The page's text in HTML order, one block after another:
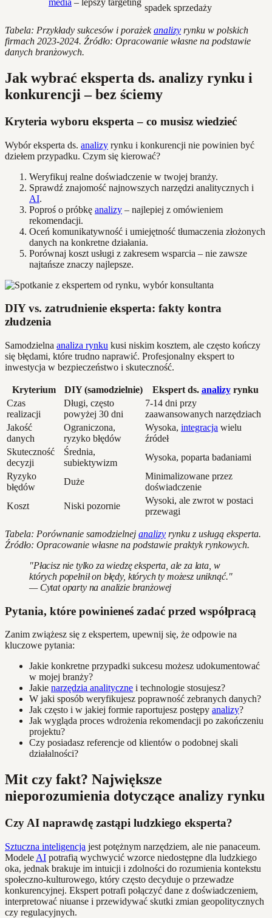
media – lepszy targeting
spadek sprzedaży
Tabela: Przykłady sukcesów i porażekanalizy rynku w polskich
firmach 2023-2024. Źródło: Opracowanie własne na podstawie
danych branżowych.
Jak wybrać eksperta ds. analizy rynku i
konkurencji – bez ściemy
Kryteria wyboru eksperta – co musisz wiedzieć
Wybór eksperta ds. analizy rynku i konkurencji nie powinien być
dziełem przypadku. Czym się kierować?
Weryfikuj realne doświadczenie w twojej branży.
Sprawdź znajomość najnowszych narzędzi analitycznych i
AI.
Poproś o próbkę analizy – najlepiej z omówieniem
rekomendacji.
Oceń komunikatywność i umiejętność tłumaczenia złożonych
danych na konkretne działania.
Porównaj koszt usługi z zakresem wsparcia – nie zawsze
najtańsze znaczy najlepsze.
DIY vs. zatrudnienie eksperta: fakty kontra
złudzenia
Samodzielna analiza rynku kusi niskim kosztem, ale często kończy
się błędami, które trudno naprawić. Profesjonalny ekspert to
inwestycja w bezpieczeństwo i skuteczność.
Kryterium DIY (samodzielnie) Ekspert ds. analizyrynku
Czas
realizacji
Długi, często
powyżej 30 dni
7-14 dni przy
zaawansowanych narzędziach
Jakość
danych
Ograniczona,
ryzyko błędów
Wysoka, integracja wielu
źródeł
Skuteczność
decyzji
Średnia,
subiektywizm
Wysoka, poparta badaniami
Ryzyko
błędów
Duże
Minimalizowane przez
doświadczenie
Koszt
Niski pozornie
Wysoki, ale zwrot w postaci
przewagi
Tabela: Porównanie samodzielnej analizy rynku z usługą eksperta.
Źródło: Opracowanie własne na podstawie praktyk rynkowych.
"Płacisz nie tylko za wiedzę eksperta, ale za lata, w
których popełnił on błędy, których ty możesz uniknąć."
— Cytat oparty na analizie branżowej
Pytania, które powinieneś zadać przed współpracą
Zanim zwiążesz się z ekspertem, upewnij się, że odpowie na
kluczowe pytania:
Jakie konkretne przypadki sukcesu możesz udokumentować
w mojej branży?
Jakie narzędzia analityczne i technologie stosujesz?
W jaki sposób weryfikujesz poprawność zebranych danych?
Jak często i w jakiej formie raportujesz postępy analizy?
Jak wygląda proces wdrożenia rekomendacji po zakończeniu
projektu?
Czy posiadasz referencje od klientów o podobnej skali
działalności?
Mit czy fakt? Największe
nieporozumienia dotyczące analizy rynku
Czy AI naprawdę zastąpi ludzkiego eksperta?
Sztuczna inteligencja jest potężnym narzędziem, ale nie panaceum.
Modele AI potrafią wychwycić wzorce niedostępne dla ludzkiego
oka, jednak brakuje im intuicji i zdolności do rozumienia kontekstu
społeczno-kulturowego, który często decyduje o przewadze
konkurencyjnej. Ekspert potrafi połączyć dane z doświadczeniem,
interpretować niuanse i przewidywać skutki zmian geopolitycznych
czy regulacyjnych.